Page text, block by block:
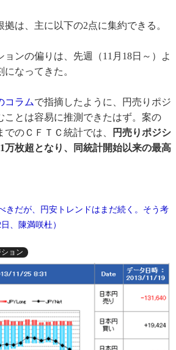
は、主に以下の2点に集約できる。
ンの偏りは、先週（11月18日～）よ
なってきた。
コラムで指摘したように、円売りポジ
ことは容易に推測できたはず。案の
のＣＦＴＣ統計では、
円売りポジシ
万枚超となり、同統計開始以来の最高
きだが、円安トレンドはまだ続く。そう考
、陳満咲杜）
ョン